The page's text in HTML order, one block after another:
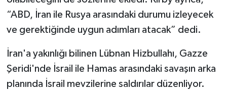
“ABD, İran ile Rusya arasındaki durumu izleyecek
ve gerektiğinde uygun adımları atacak” dedi.
İran'a yakınlığı bilinen Lübnan Hizbullahı, Gazze
Şeridi'nde İsrail ile Hamas arasındaki savaşın arka
planında İsrail mevzilerine saldırılar düzenliyor.